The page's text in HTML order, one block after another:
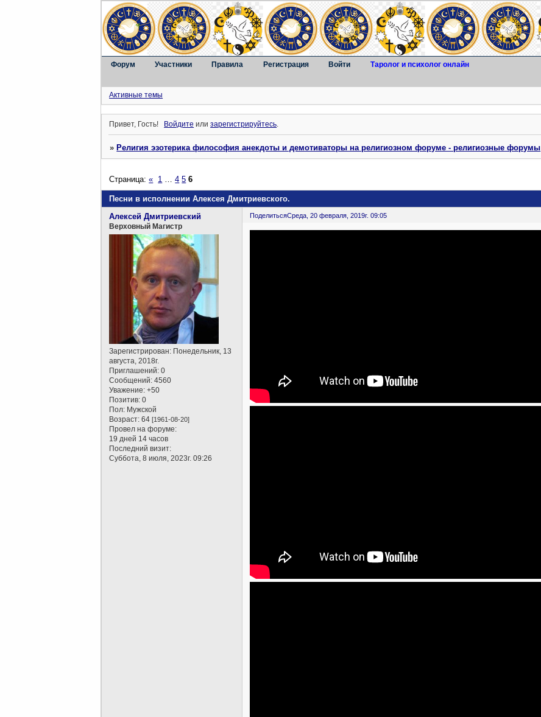
Форум Участники Правила Регистрация Войти Таролог и психолог онлайн
Активные темы
Привет, Гость! Войдите илизарегистрируйтесь.
»Религия эзотерика философия анекдоты и демотиваторы на религиозном форуме - религиозные форумы
Песни в исполнении Алексея Дмитриевского.
Страница:« 1 4 5 6
ПоделитьсяСреда, 20 февраля, 2019г. 09:05
Алексей Дмитриевский
Верховный Магистр
Зарегистрирован: Понедельник, 13
августа, 2018г.
Приглашений: 0
Сообщений: 4560
Уважение: +50
Позитив: 0
Пол: Мужской
Возраст: 64[1961-08-20]
Провел на форуме:
19 дней 14 часов
Последний визит:
Суббота, 8 июля, 2023г. 09:26